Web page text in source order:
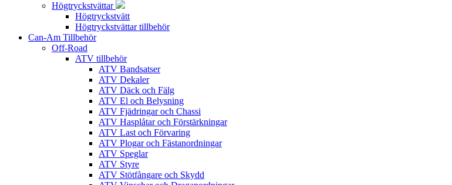
Högtryckstvättar
Högtryckstvätt
Högtryckstvättar tillbehör
Can-Am Tillbehör
Off-Road
ATV tillbehör
ATV Bandsatser
ATV Dekaler
ATV Däck och Fälg
ATV El och Belysning
ATV Fjädringar och Chassi
ATV Hasplåtar och Förstärkningar
ATV Last och Förvaring
ATV Plogar och Fästanordningar
ATV Speglar
ATV Styre
ATV Stötfångare och Skydd